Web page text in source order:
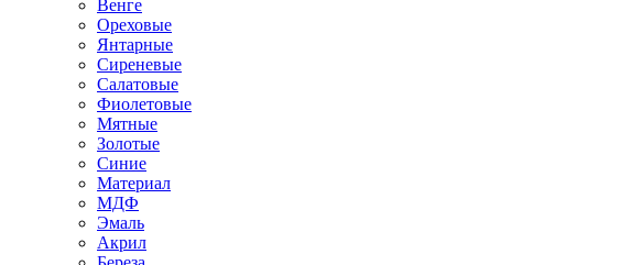
Венге
Ореховые
Янтарные
Сиреневые
Салатовые
Фиолетовые
Мятные
Золотые
Синие
Материал
МДФ
Эмаль
Акрил